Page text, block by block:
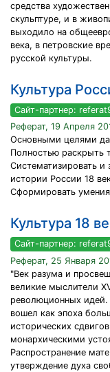
средства
скульптуре, и в
выходило на
века, в петровские
русской культуры.
Культура
Сайт-партнер:
Реферат, 19 Апреля
Основными целями
Полностью раскрыть
Систематизировать и
истории России 18
Сформировать
Культура 18
Сайт-партнер:
Реферат, 25 Января
"Век разума и
великие мыслители
революционных
вошел как эпоха
исторических
монархическими
Распространение
утверждение духа